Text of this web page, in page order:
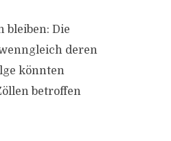
bleiben: Die
deren
könnten
betroffen